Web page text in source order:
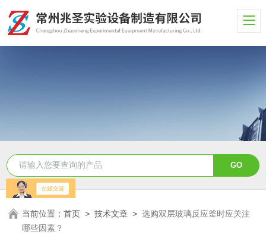
当前位置：首页 >技术文章 >选购双层玻璃反应釜时应关注
哪些因素？